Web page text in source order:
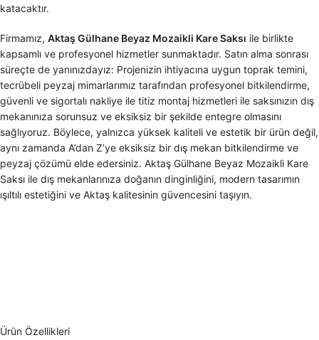
katacaktır.
Firmamız, Aktaş Gülhane Beyaz Mozaikli Kare Saksı ile birlikte
kapsamlı ve profesyonel hizmetler sunmaktadır. Satın alma sonrası
süreçte de yanınızdayız: Projenizin ihtiyacına uygun toprak temini,
tecrübeli peyzaj mimarlarımız tarafından profesyonel bitkilendirme,
güvenli ve sigortalı nakliye ile titiz montaj hizmetleri ile saksınızın dış
mekanınıza sorunsuz ve eksiksiz bir şekilde entegre olmasını
sağlıyoruz. Böylece, yalnızca yüksek kaliteli ve estetik bir ürün değil,
aynı zamanda A’dan Z’ye eksiksiz bir dış mekan bitkilendirme ve
peyzaj çözümü elde edersiniz. Aktaş Gülhane Beyaz Mozaikli Kare
Saksı ile dış mekanlarınıza doğanın dinginliğini, modern tasarımın
ışıltılı estetiğini ve Aktaş kalitesinin güvencesini taşıyın.
Ürün Özellikleri